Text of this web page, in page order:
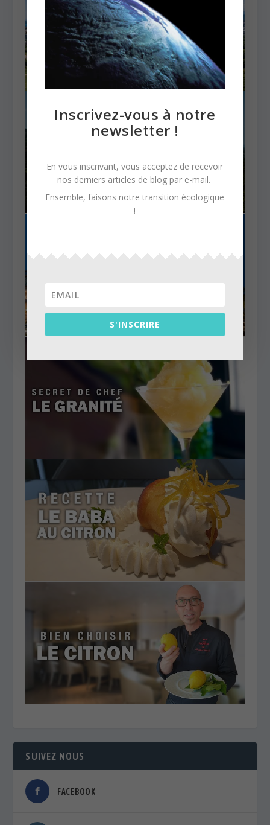
SUIVEZ NOUS
FACEBOOK
Inscrivez-vous à notre
newsletter !
En vous inscrivant, vous acceptez de recevoir
nos derniers articles de blog par e-mail.
Ensemble, faisons notre transition écologique
!
S'INSCRIRE